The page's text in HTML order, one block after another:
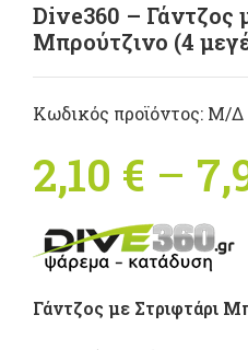
Dive360 – Γάντζος
Μπρούτζινο (4
Κωδικός προϊόντος: Μ/Δ
2,10 € –
Γάντζος με Στριφτάρι